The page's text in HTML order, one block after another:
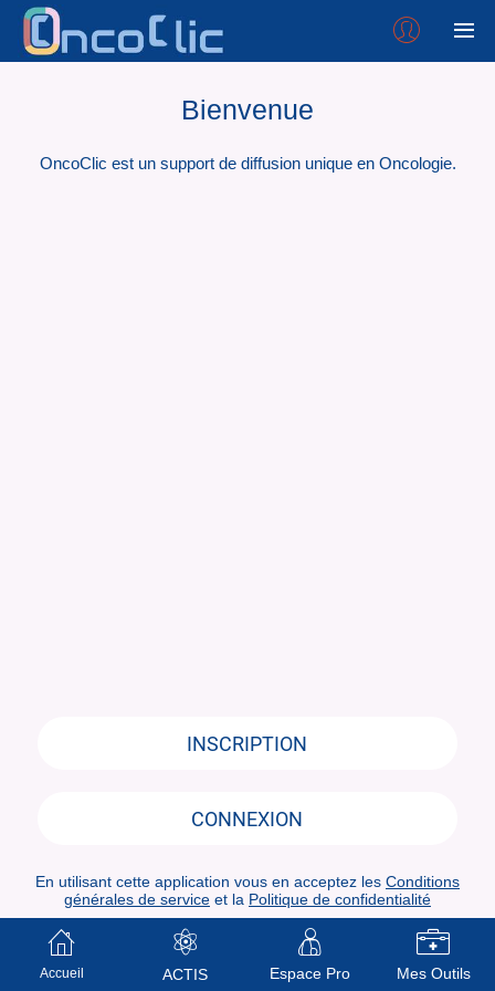
Bienvenue
OncoClic est un support de diffusion unique en Oncologie.
INSCRIPTION
CONNEXION
En utilisant cette application vous en acceptez les Conditions
générales de service et la Politique de confidentialité
Accueil ACTIS Espace Pro Mes Outils